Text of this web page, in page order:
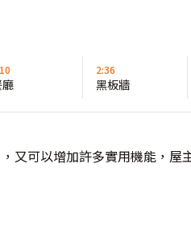
2:36
黑板牆
又可以增加許多實用機能，屋